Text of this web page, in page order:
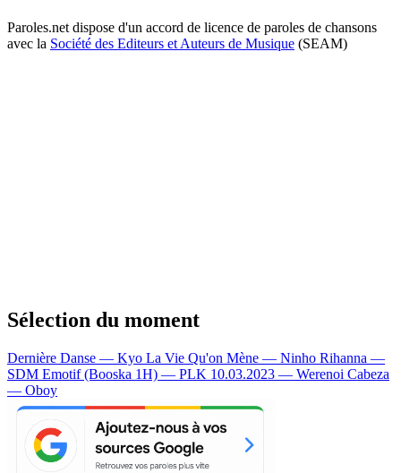
Paroles.net dispose d'un accord de licence de paroles de chansons
avec la Société des Editeurs et Auteurs de Musique (SEAM)
Sélection du moment
Dernière Danse — Kyo La Vie Qu'on Mène — Ninho Rihanna —
SDM Emotif (Booska 1H) — PLK 10.03.2023 — Werenoi Cabeza
— Oboy